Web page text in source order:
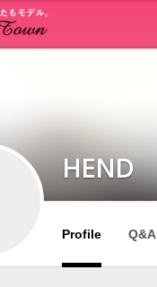
HEND
Profile Q&A